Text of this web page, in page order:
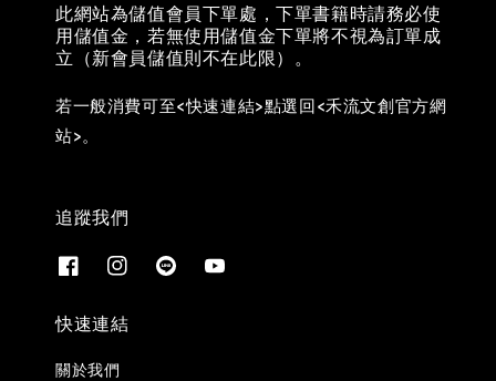
此網站為儲值會員下單處，下單書籍時請務必使
用儲值金，若無使用儲值金下單將不視為訂單成
立（新會員儲值則不在此限）。
若一般消費可至<快速連結>點選回<禾流文創官方網
站>。
追蹤我們
快速連結
關於我們